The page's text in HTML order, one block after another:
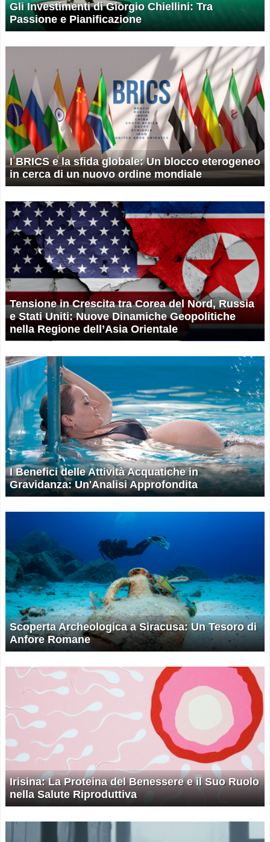
Gli Investimenti di Giorgio Chiellini: Tra
Passione e Pianificazione
I BRICS e la sfida globale: Un blocco eterogeneo
in cerca di un nuovo ordine mondiale
Tensione in Crescita tra Corea del Nord, Russia
e Stati Uniti: Nuove Dinamiche Geopolitiche
nella Regione dell’Asia Orientale
I Benefici delle Attività Acquatiche in
Gravidanza: Un'Analisi Approfondita
Scoperta Archeologica a Siracusa: Un Tesoro di
Anfore Romane
Irisina: La Proteina del Benessere e il Suo Ruolo
nella Salute Riproduttiva